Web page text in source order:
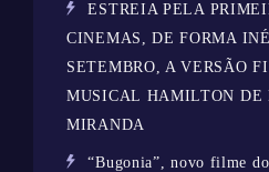
ESTREIA PELA
CINEMAS, DE FORMA
SETEMBRO, A VERSÃO
MUSICAL HAMILTON DE
MIRANDA
“Bugonia”, novo filme